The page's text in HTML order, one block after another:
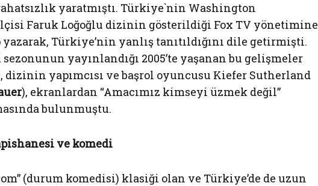
yaratmıştı. Türkiye`nin Washington
Faruk Loğoğlu dizinin gösterildiği Fox TV yönetimine
Türkiye’nin yanlış tanıtıldığını dile getirmişti.
yayınlandığı 2005’te yaşanan bu gelişmeler
dizinin yapımcısı ve başrol oyuncusu Kiefer Sutherland
), ekranlardan “Amacımız kimseyi üzmek değil”
bulunmuştu.
ve komedi
(durum komedisi) klasiği olan ve Türkiye’de de uzun